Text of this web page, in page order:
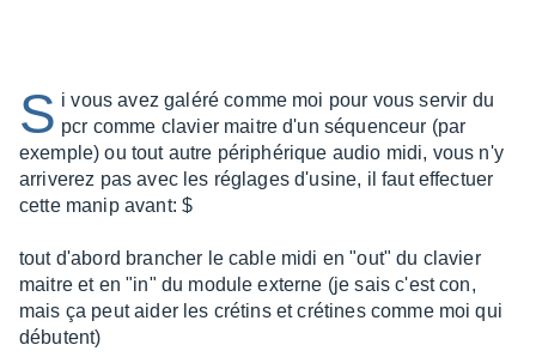
S i vous avez galéré comme moi pour vous servir du
pcr comme clavier maitre d'un séquenceur (par
exemple) ou tout autre périphérique audio midi, vous n'y
arriverez pas avec les réglages d'usine, il faut effectuer
cette manip avant: $
tout d'abord brancher le cable midi en "out" du clavier
maitre et en "in" du module externe (je sais c'est con,
mais ça peut aider les crétins et crétines comme moi qui
débutent)